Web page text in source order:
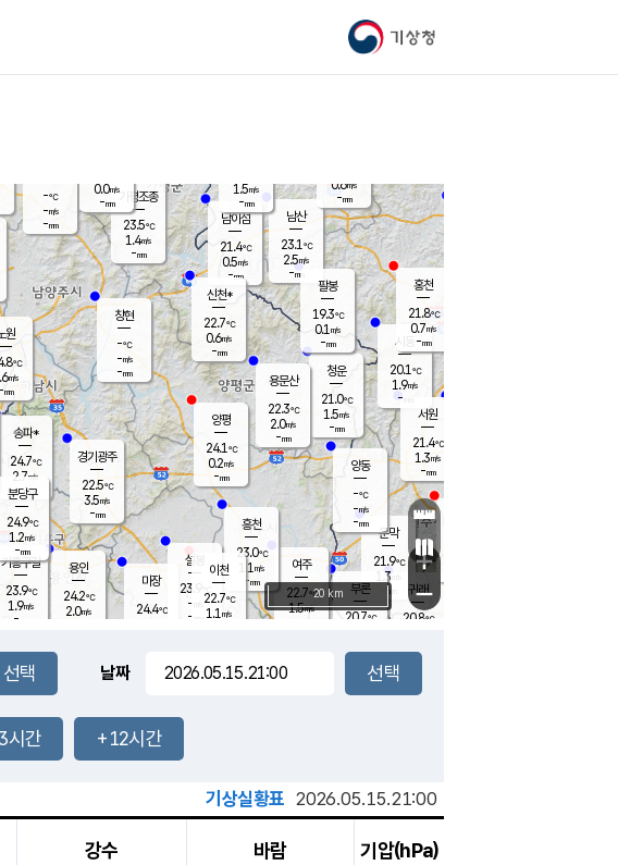
기상청
문막
21.9℃
1.3m/s
mm
남이섬
21.4℃
0.5m/s
-mm
부론
20.7℃
남산
23.1℃
2.5m/s
-mm
-mm
청운
21.0℃
1.5m/s
-mm
팔봉
19.3℃
0.1 m/s
-mm
용인
24.2℃
2.0m/s
여주
22.7℃
1.5m/s
양동
-℃
-m/s
-mm
경기광주
22.5℃
3.5m/s
-mm
장호원
1.5m/s
-mm
가평조종
23.5℃
1.4m/s
-mm
-℃
-m/s
-mm
신천*
22.7℃
0.6m/s
-mm
창현
-℃
-m/s
-mm
0.0m/s
-mm
℃
m/s
흥천
23.0℃
1.1 m/s
-mm
마장
24.4℃
설봉
23.9
-m/s
- mm
원
℃
m/s
-mm
송파*
24.7℃
2.7m/s
-mm
기흥구갈
23.9℃
1.9m/s
-
분당구
24.9℃
1.2m/s
-mm
시동
20.1℃
1.9m/s
- mm
귀래
20.8℃
서원
21.4℃
1.3m/s
-mm
용문산
22.3℃
2.0m/s
-mm
홍천
21.8℃
0.7m/s
-mm
이천
22.7℃
1.1 m/s
양평
24.1℃
0.2m/s
-mm
0.6m/s
-mm
+
−
20 km
날짜
시간 +12시간
기상실황표 2026.05.15.21:00
강수 바람 기압(hPa)